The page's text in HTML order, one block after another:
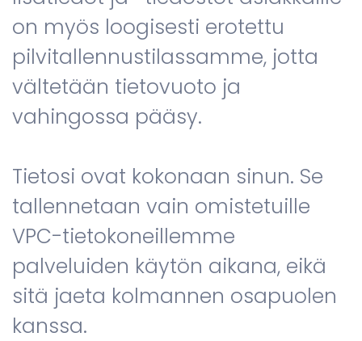
on myös loogisesti erotettu
pilvitallennustilassamme, jotta
vältetään tietovuoto ja
vahingossa pääsy.
Tietosi ovat kokonaan sinun. Se
tallennetaan vain omistetuille
VPC-tietokoneillemme
palveluiden käytön aikana, eikä
sitä jaeta kolmannen osapuolen
kanssa.